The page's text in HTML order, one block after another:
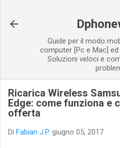
Guide per il modo
computer [Pc e Mac]
Soluzioni veloci e
Ricarica Wireless
Edge: come funziona e
offerta
Di Fabian J.P. giugno 05, 2017